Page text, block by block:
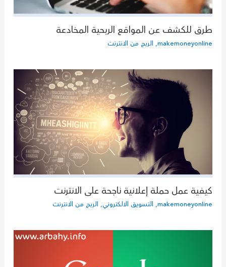
طرق للكشف عن المواقع الربحية المخادعة
makemoneyonline
, الربح من الانترنت
كيفية عمل حملة إعلانية ناجحة على الانترنت
makemoneyonline
, التسويق الالكتروني, الربح من الانترنت